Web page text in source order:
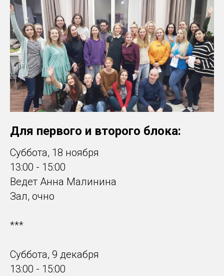
Для первого и второго блока:
Суббота, 18 ноября
13:00 - 15:00
Ведет Анна Малинина
Зал, очно
***
Суббота, 9 декабря
13:00 - 15:00